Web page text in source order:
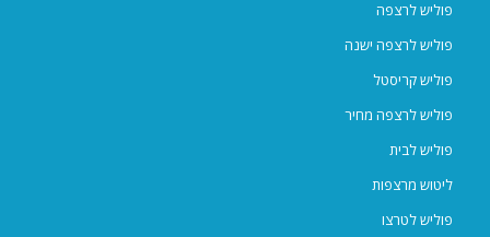
פוליש לרצפה
פוליש לרצפה ישנה
פוליש קריסטל
פוליש לרצפה מחיר
פוליש לבית
ליטוש מרצפות
פוליש לטרצו